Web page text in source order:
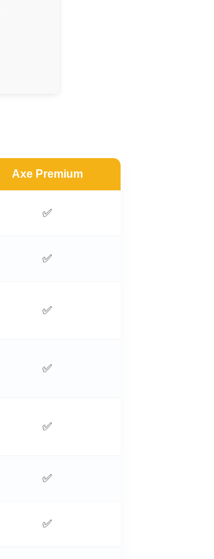
Axe Premium
✅
✅
✅
✅
✅
✅
✅